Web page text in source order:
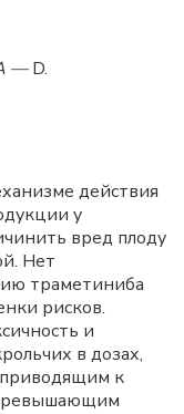
—D.
действия
у
вред плоду
Нет
траметиниба
рисков.
и
в дозах,
к